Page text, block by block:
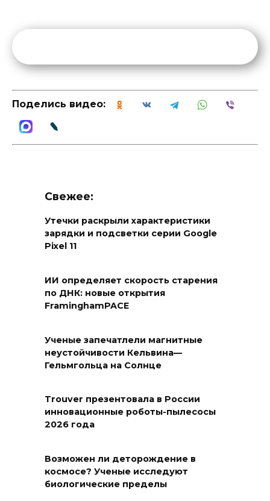
Поделись видео:
Свежее:
Утечки раскрыли характеристики
зарядки и подсветки серии Google
Pixel 11
ИИ определяет скорость старения
по ДНК: новые открытия
FraminghamPACE
Ученые запечатлели магнитные
неустойчивости Кельвина—
Гельмгольца на Солнце
Trouver презентовала в России
инновационные роботы-пылесосы
2026 года
Возможен ли деторождение в
космосе? Ученые исследуют
биологические пределы